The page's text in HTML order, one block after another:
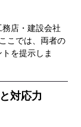
店・建設会社
こでは、両者の
を提示しま
対応力